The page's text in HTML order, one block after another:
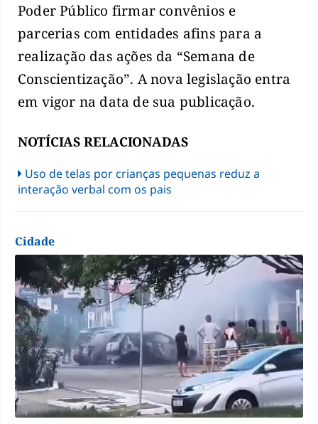
Poder Público firmar convênios e
parcerias com entidades afins para a
realização das ações da “Semana de
Conscientização”. A nova legislação entra
em vigor na data de sua publicação.
NOTÍCIAS RELACIONADAS
Uso de telas por crianças pequenas reduz a
interação verbal com os pais
Cidade